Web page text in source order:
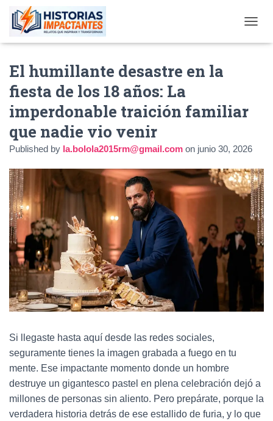
El humillante desastre en la
fiesta de los 18 años: La
imperdonable traición familiar
que nadie vio venir
Published by la.bolola2015rm@gmail.com on junio 30, 2026
Si llegaste hasta aquí desde las redes sociales,
seguramente tienes la imagen grabada a fuego en tu
mente. Ese impactante momento donde un hombre
destruye un gigantesco pastel en plena celebración dejó a
millones de personas sin aliento. Pero prepárate, porque la
verdadera historia detrás de ese estallido de furia, y lo que